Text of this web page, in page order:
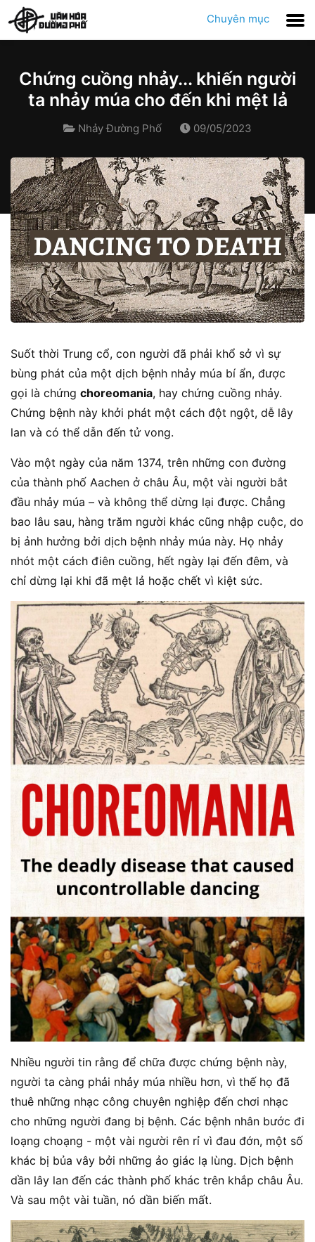
Chuyên mục
Chứng cuồng nhảy... khiến người
ta nhảy múa cho đến khi mệt lả
Nhảy Đường Phố 09/05/2023
Suốt thời Trung cổ, con người đã phải khổ sở vì sự
bùng phát của một dịch bệnh nhảy múa bí ẩn, được
gọi là chứng choreomania, hay chứng cuồng nhảy.
Chứng bệnh này khởi phát một cách đột ngột, dễ lây
lan và có thể dẫn đến tử vong.
Vào một ngày của năm 1374, trên những con đường
của thành phố Aachen ở châu Âu, một vài người bắt
đầu nhảy múa – và không thể dừng lại được. Chẳng
bao lâu sau, hàng trăm người khác cũng nhập cuộc, do
bị ảnh hưởng bởi dịch bệnh nhảy múa này. Họ nhảy
nhót một cách điên cuồng, hết ngày lại đến đêm, và
chỉ dừng lại khi đã mệt lả hoặc chết vì kiệt sức.
Nhiều người tin rằng để chữa được chứng bệnh này,
người ta càng phải nhảy múa nhiều hơn, vì thế họ đã
thuê những nhạc công chuyên nghiệp đến chơi nhạc
cho những người đang bị bệnh. Các bệnh nhân bước đi
loạng choạng - một vài người rên rỉ vì đau đớn, một số
khác bị bủa vây bởi những ảo giác lạ lùng. Dịch bệnh
dần lây lan đến các thành phố khác trên khắp châu Âu.
Và sau một vài tuần, nó dần biến mất.